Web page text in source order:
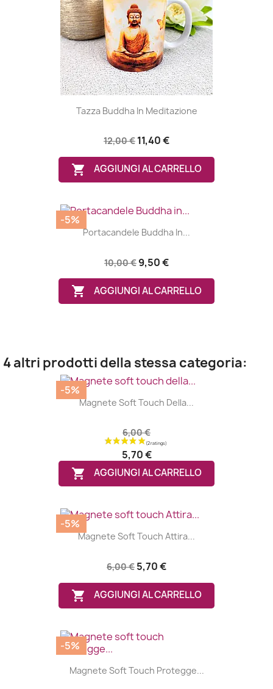
Tazza Buddha In Meditazione
12,00 € 11,40 €
 AGGIUNGI AL CARRELLO
Portacandele Buddha In...
10,00 € 9,50 €
 AGGIUNGI AL CARRELLO
-5%
4 altri prodotti della stessa categoria:
Magnete Soft Touch Della...
6,00 €
5,70 €
 AGGIUNGI AL CARRELLO
-5%
Magnete Soft Touch Attira...
6,00 € 5,70 €
 AGGIUNGI AL CARRELLO
-5%
Magnete Soft Touch Protegge...
-5%